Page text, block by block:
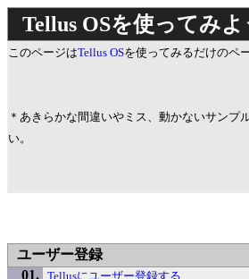
Tellus OSを使ってみよ
このページはTellus OSを使ってみるだけのペ
＊あきらかな間違いやミス、動かないサンプ
い。
ユーザー登録
Tellusにユーザー登録する